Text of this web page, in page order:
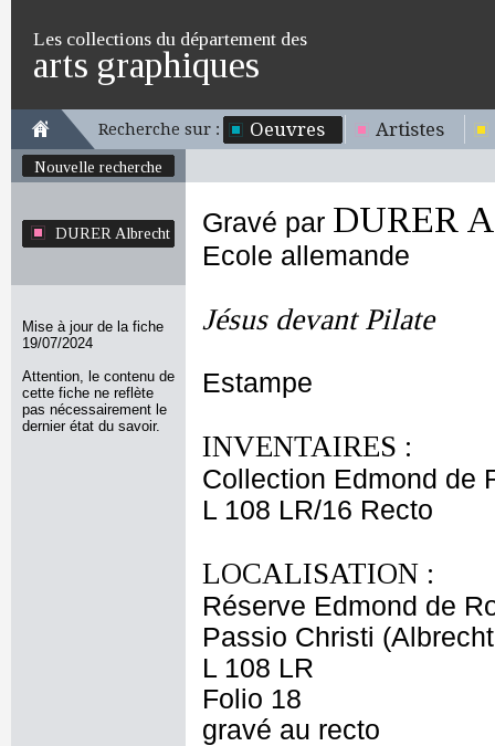
Les collections du département des
arts graphiques
Recherche sur : Oeuvres Artistes
Nouvelle recherche
DURER Albrecht
Mise à jour de la fiche
19/07/2024
Attention, le contenu de
cette fiche ne reflète
pas nécessairement le
dernier état du savoir.
Gravé par DURER
Ecole allemande
Jésus devant Pilate
Estampe
INVENTAIRES :
Collection Edmond de
L 108 LR/16 Recto
LOCALISATION :
Réserve Edmond de
Passio Christi
L 108 LR
Folio 18
gravé au recto